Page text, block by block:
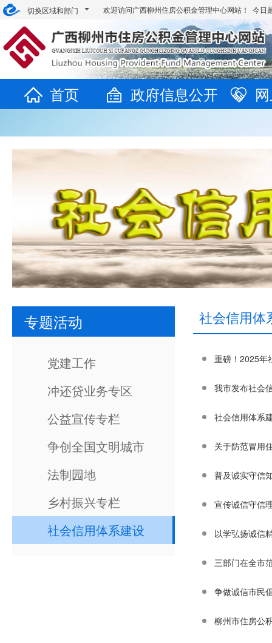
切换区域和部门 欢迎访问广西柳州住房公积金管理中心网站！ 今日
首页 政府信息公开
专题活动
党建工作
冲还贷业务专区
公益宣传专栏
争创全国文明城市
法制园地
乡村振兴专栏
社会信用体系建设
社会信用体
重磅！2025年
我市发布社会
社会信用体系
关于防范冒用
普及诚实守信
宣传诚信守信
以学弘扬诚信
三部门在全市
争做诚信市民
柳州市住房公